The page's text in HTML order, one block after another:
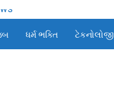
ધર્મ ભક્તિ ટેકનોલોજી